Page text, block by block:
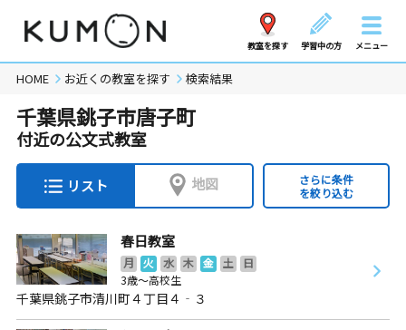
教室を探す 学習中の方 メニュー
HOME お近くの教室を探す 検索結果
千葉県銚子市唐子町
付近の公文式教室
リスト 地図
さらに条件
を絞り込む
春日教室
月 火 水 木 金 土
日
3歳～高校生
千葉県銚子市清川町４丁目４‐３